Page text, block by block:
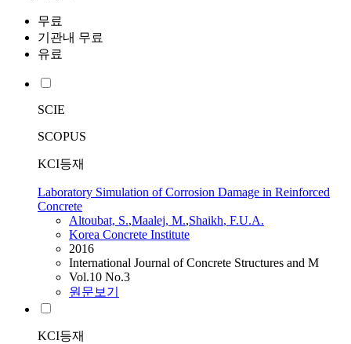
무료
기관내 무료
유료
SCIE
SCOPUS
KCI등재
Laboratory Simulation of Corrosion Damage in Reinforced
Concrete
Altoubat, S.,Maalej, M.,Shaikh, F.U.A.
Korea Concrete Institute
2016
International Journal of Concrete Structures and M
Vol.10 No.3
원문보기
KCI등재